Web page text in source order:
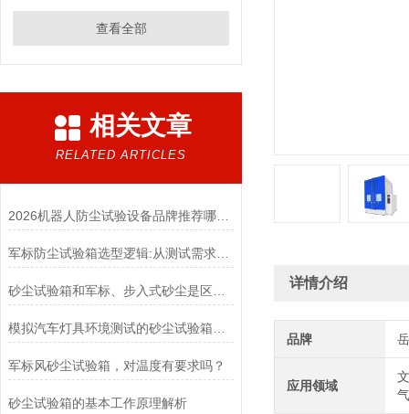
查看全部
相关文章
RELATED ARTICLES
2026机器人防尘试验设备品牌推荐哪家更靠谱
军标防尘试验箱选型逻辑:从测试需求到设备匹配
军标风砂尘试验箱，对温度有要求吗？
砂尘试验箱的基本工作原理解析
详情介绍
品牌
应用领域